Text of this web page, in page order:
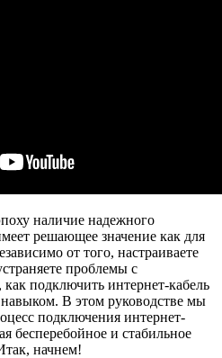
наличие надежного
решающее значение как для
от того, настраиваете
проблемы с
подключить интернет-кабель
В этом руководстве мы
подключения интернет-
бесперебойное и стабильное
начнем!